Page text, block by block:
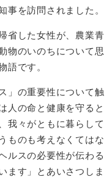
事を訪問されました。
省した女性が、農業青
物のいのちについて思
語です。
」の重要性について触
人の命と健康を守ると
我々がともに暮らして
ものも考えなくてはな
ルスの必要性が伝わる
ます」とあいさつしま